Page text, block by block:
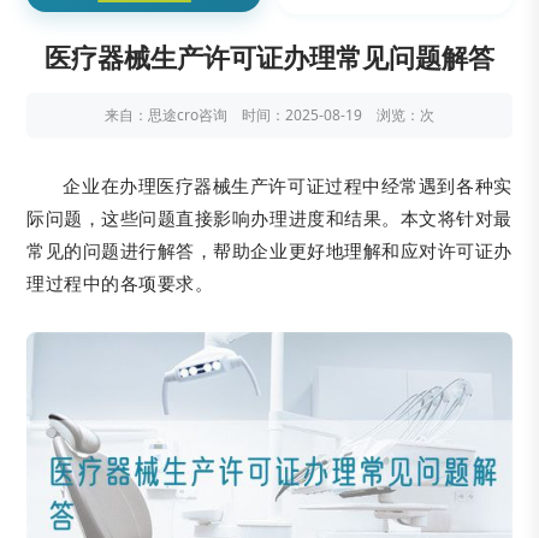
医疗器械生产许可证办理常见问题解答
来自：思途cro咨询 时间：2025-08-19 浏览： 次
企业在办理医疗器械生产许可证过程中经常遇到各种实
际问题，这些问题直接影响办理进度和结果。本文将针对最
常见的问题进行解答，帮助企业更好地理解和应对许可证办
理过程中的各项要求。